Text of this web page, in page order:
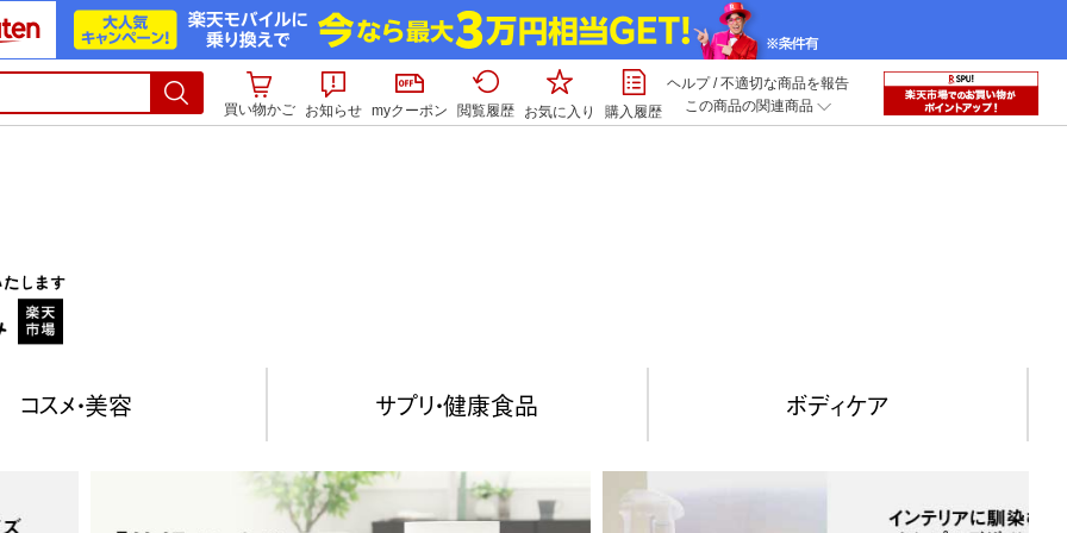
買い物かご お知らせ myクーポン 閲覧履歴 お気に入り 購入履歴
ヘルプ/不適切な商品を報告
この商品の関連商品